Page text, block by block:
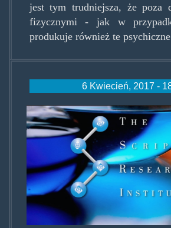
jest tym trudniejsza, że poza
fizycznymi - jak w
produkuje również te
6 Kwiecień, 2017 -
tsri.jpg